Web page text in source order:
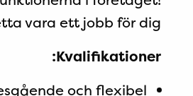
vara ett jobb för dig.
Kvalifikationer:
och flexibel.